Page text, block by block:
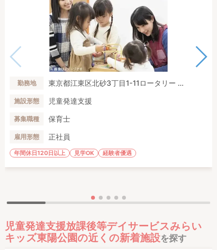
勤務地 東京都江東区北砂3丁目1-11ロータリー ...
施設形態 児童発達支援
募集職種 保育士
雇用形態 正社員
年間休日120日以上 見学OK 経験者優遇
児童発達支援放課後等デイサービスみらい
キッズ東陽公園の近くの新着施設を探す